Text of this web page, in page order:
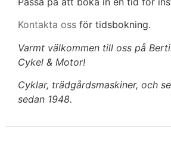
Kontakta oss för tidsbokning.
Varmt välkommen till oss på
Cykel & Motor!
Cyklar, trädgårdsmaskiner, och
sedan 1948.